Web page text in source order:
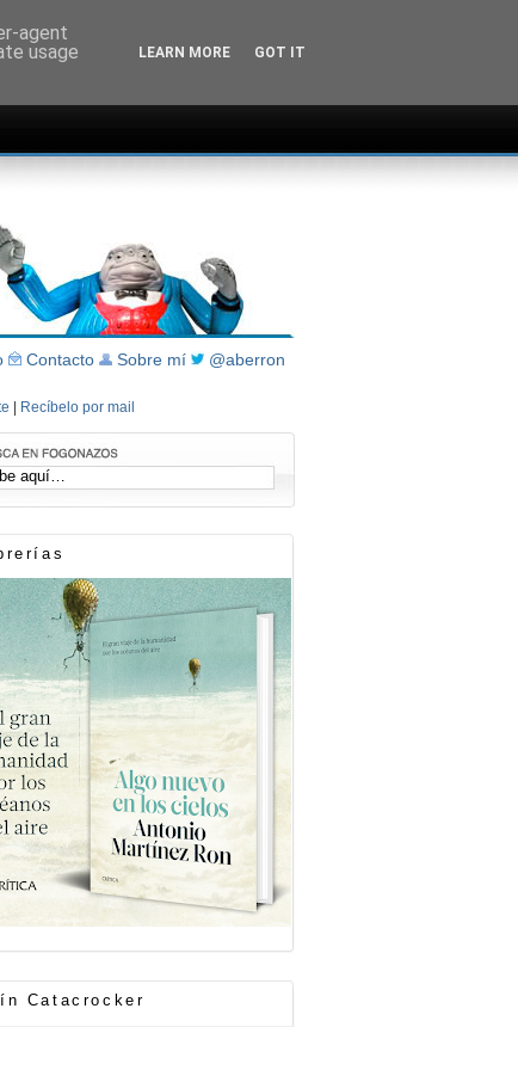
Contacto Sobre mí @aberron
Recíbelo por mail
Catacrocker
agent
usage
LEARN MORE GOT IT